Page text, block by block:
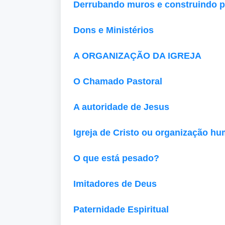
Derrubando muros e construindo
Dons e Ministérios
A ORGANIZAÇÃO DA IGREJA
O Chamado Pastoral
A autoridade de Jesus
Igreja de Cristo ou organização
O que está pesado?
Imitadores de Deus
Paternidade Espiritual